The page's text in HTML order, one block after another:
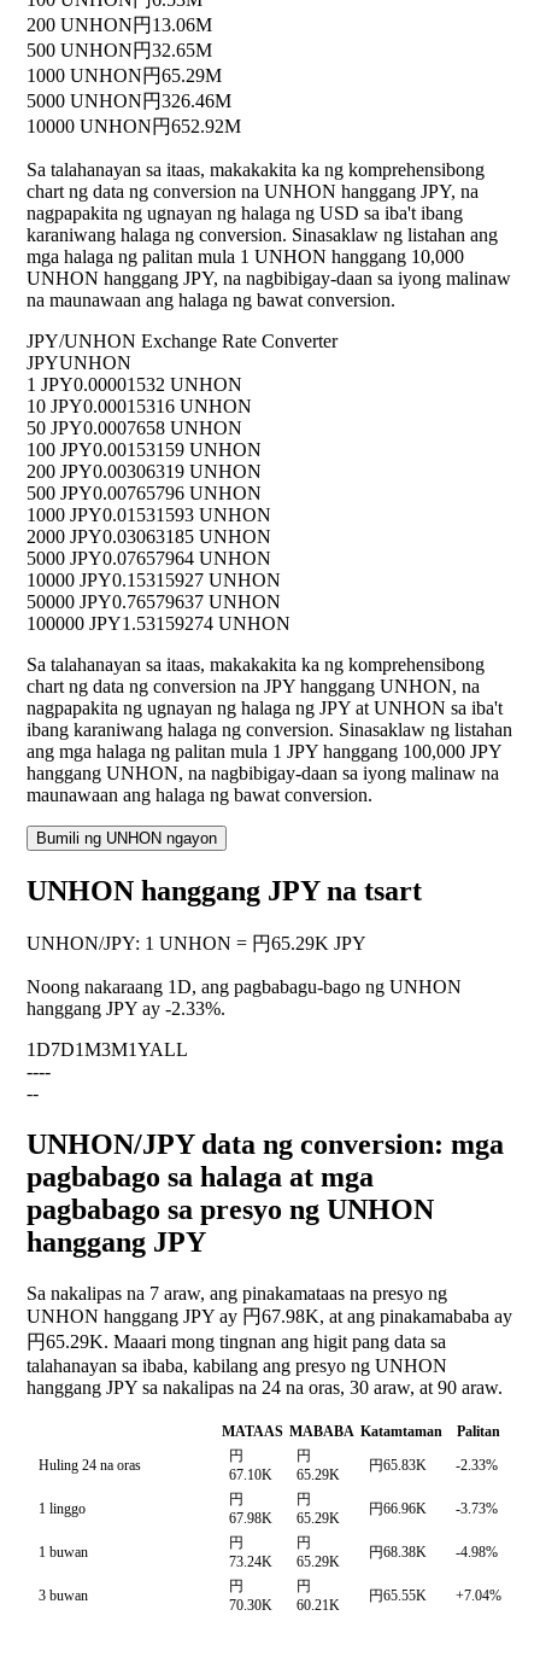
200 UNHON円13.06M
500 UNHON円32.65M
1000 UNHON円65.29M
5000 UNHON円326.46M
10000 UNHON円652.92M
Sa talahanayan sa itaas, makakakita ka ng komprehensibong
chart ng data ng conversion na UNHON hanggang JPY, na
nagpapakita ng ugnayan ng halaga ng USD sa iba't ibang
karaniwang halaga ng conversion. Sinasaklaw ng listahan ang
mga halaga ng palitan mula 1 UNHON hanggang 10,000
UNHON hanggang JPY, na nagbibigay-daan sa iyong malinaw
na maunawaan ang halaga ng bawat conversion.
JPY/UNHON Exchange Rate Converter
JPYUNHON
1 JPY0.00001532 UNHON
10 JPY0.00015316 UNHON
50 JPY0.0007658 UNHON
100 JPY0.00153159 UNHON
200 JPY0.00306319 UNHON
500 JPY0.00765796 UNHON
1000 JPY0.01531593 UNHON
2000 JPY0.03063185 UNHON
5000 JPY0.07657964 UNHON
10000 JPY0.15315927 UNHON
50000 JPY0.76579637 UNHON
100000 JPY1.53159274 UNHON
Sa talahanayan sa itaas, makakakita ka ng komprehensibong
chart ng data ng conversion na JPY hanggang UNHON, na
nagpapakita ng ugnayan ng halaga ng JPY at UNHON sa iba't
ibang karaniwang halaga ng conversion. Sinasaklaw ng listahan
ang mga halaga ng palitan mula 1 JPY hanggang 100,000 JPY
hanggang UNHON, na nagbibigay-daan sa iyong malinaw na
maunawaan ang halaga ng bawat conversion.
Bumili ng UNHON ngayon
UNHON hanggang JPY na tsart
UNHON/JPY: 1 UNHON = 円65.29K JPY
Noong nakaraang 1D, ang pagbabagu-bago ng UNHON
hanggang JPY ay -2.33%.
1D7D1M3M1YALL
----
--
UNHON/JPY data ng conversion: mga
pagbabago sa halaga at mga
pagbabago sa presyo ng UNHON
hanggang JPY
Sa nakalipas na 7 araw, ang pinakamataas na presyo ng
UNHON hanggang JPY ay 円67.98K, at ang pinakamababa ay
円65.29K. Maaari mong tingnan ang higit pang data sa
talahanayan sa ibaba, kabilang ang presyo ng UNHON
hanggang JPY sa nakalipas na 24 na oras, 30 araw, at 90 araw.
MATAAS MABABA Katamtaman
Palitan
Huling 24 na oras
円
67.10K
円
65.29K
円65.83K -2.33%
1 linggo
円
67.98K
円
65.29K
円66.96K -3.73%
1 buwan
円
73.24K
円
65.29K
円68.38K -4.98%
3 buwan
円
70.30K
円
60.21K
円65.55K +7.04%